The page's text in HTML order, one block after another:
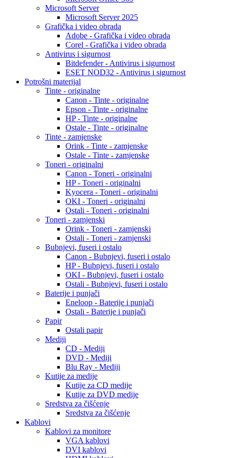
Microsoft Server
Microsoft Server 2025
Grafička i video obrada
Adobe - Grafička i video obrada
Corel - Grafička i video obrada
Antivirus i sigurnost
Bitdefender - Antivirus i sigurnost
ESET NOD32 - Antivirus i sigurnost
Potrošni materijal
Tinte - originalne
Canon - Tinte - originalne
Epson - Tinte - originalne
HP - Tinte - originalne
Ostale - Tinte - originalne
Tinte - zamjenske
Orink - Tinte - zamjenske
Ostale - Tinte - zamjenske
Toneri - originalni
Canon - Toneri - originalni
HP - Toneri - originalni
Kyocera - Toneri - originalni
OKI - Toneri - originalni
Ostali - Toneri - originalni
Toneri - zamjenski
Orink - Toneri - zamjenski
Ostali - Toneri - zamjenski
Bubnjevi, fuseri i ostalo
Canon - Bubnjevi, fuseri i ostalo
HP - Bubnjevi, fuseri i ostalo
OKI - Bubnjevi, fuseri i ostalo
Ostali - Bubnjevi, fuseri i ostalo
Baterije i punjači
Eneloop - Baterije i punjači
Ostali - Baterije i punjači
Papir
Ostali papir
Mediji
CD - Mediji
DVD - Mediji
Blu Ray - Mediji
Kutije za medije
Kutije za CD medije
Kutije za DVD medije
Sredstva za čišćenje
Sredstva za čišćenje
Kablovi
Kablovi za monitore
VGA kablovi
DVI kablovi